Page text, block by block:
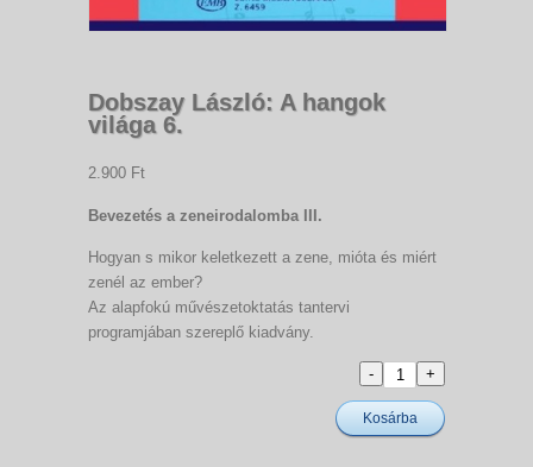
Dobszay László: A hangok
világa 6.
2.900 Ft
Bevezetés a zeneirodalomba III.
Hogyan s mikor keletkezett a zene, mióta és miért
zenél az ember?
Az alapfokú művészetoktatás tantervi
programjában szereplő kiadvány.
Kosárba